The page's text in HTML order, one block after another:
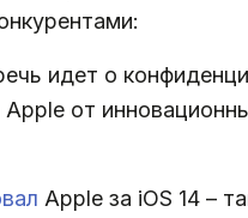
идет о
от
Apple за iOS 14 –